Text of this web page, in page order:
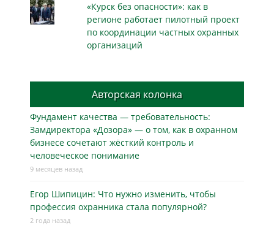
«Курск без опасности»: как в
регионе работает пилотный проект
по координации частных охранных
организаций
Авторская колонка
Фундамент качества — требовательность:
Замдиректора «Дозора» — о том, как в охранном
бизнесe сочетают жёсткий контроль и
человеческое понимание
9 месяцев назад
Егор Шипицин: Что нужно изменить, чтобы
профессия охранника стала популярной?
2 года назад